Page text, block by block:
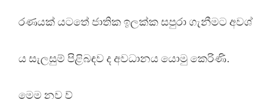
රණයක් යටතේ ජාතික ඉලක්ක සපුරා ගැනීමට අවශ්
ය සැලසුම් පිළිබඳව ද අවධානය යොමු කෙරිණි.
මෙම නව ව්